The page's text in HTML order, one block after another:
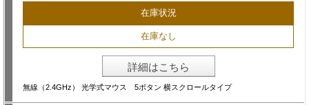
在庫状況
在庫なし
詳細はこちら
無線（2.4GHz） 光学式マウス 5ボタン 横スクロールタイプ